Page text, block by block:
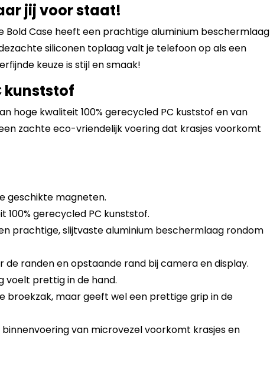
jij voor staat!
Case heeft een prachtige aluminium beschermlaag
siliconen toplaag valt je telefoon op als een
keuze is stijl en smaak!
kunststof
hoge kwaliteit 100% gerecycled PC kuststof en van
zachte eco-vriendelijk voering dat krasjes voorkomt
geschikte magneten.
gerecycled PC kunststof.
prachtige, slijtvaste aluminium beschermlaag rondom
randen en opstaande rand bij camera en display.
voelt prettig in de hand.
broekzak, maar geeft wel een prettige grip in de
van microvezel voorkomt krasjes en